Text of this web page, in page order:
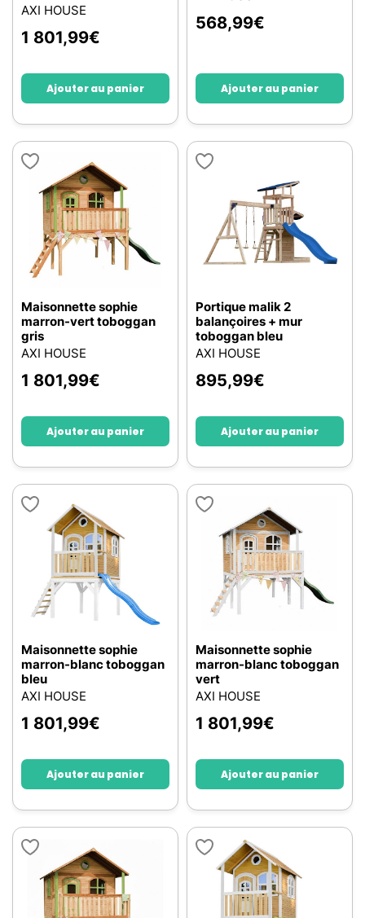
AXI HOUSE
1 801,99€
Ajouter au panier
568,99€
Ajouter au panier
Maisonnette sophie
marron-vert toboggan
gris
AXI HOUSE
1 801,99€
Ajouter au panier
Portique malik 2
balançoires + mur
toboggan bleu
AXI HOUSE
895,99€
Ajouter au panier
Maisonnette sophie
marron-blanc toboggan
bleu
AXI HOUSE
1 801,99€
Ajouter au panier
Maisonnette sophie
marron-blanc toboggan
vert
AXI HOUSE
1 801,99€
Ajouter au panier